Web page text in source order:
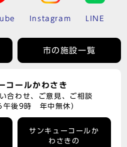
Instagram LINE
市の施設一覧
コールかわさき
合わせ、ご意見、ご相談
午後9時 年中無休）
サンキューコールか
わさきの